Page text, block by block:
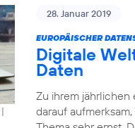
|
28. Januar 2019
EUROPÄISCHER
Digitale
Daten
Zu ihrem jährlichen
darauf